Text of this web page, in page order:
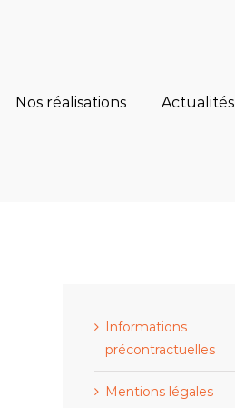
Nos réalisations Actualités
Informations
précontractuelles
Mentions légales